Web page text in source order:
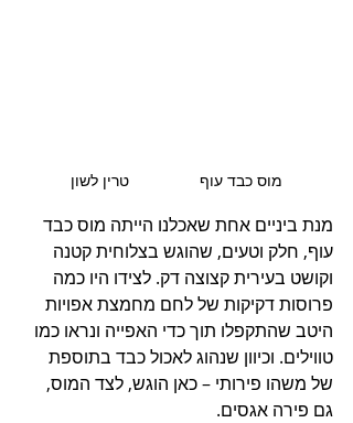
מוס כבד עוף                טרין לשון
מנת ביניים אחת שאכלנו הייתה מוס כבד
עוף, חלק וטעים, שהוגש בצלוחית קטנה
וקושט בעירית קצוצה דק. לצידו היו כמה
פרוסות דקיקות של לחם מחמצת אפויות
היטב שהתקפלו תוך כדי האפייה ונראו כמו
טווילים. וכיוון שנהוג לאכול כבד בתוספת
של משהו פירותי – כאן הוגש, לצד המוס,
גם פירה אגסים.